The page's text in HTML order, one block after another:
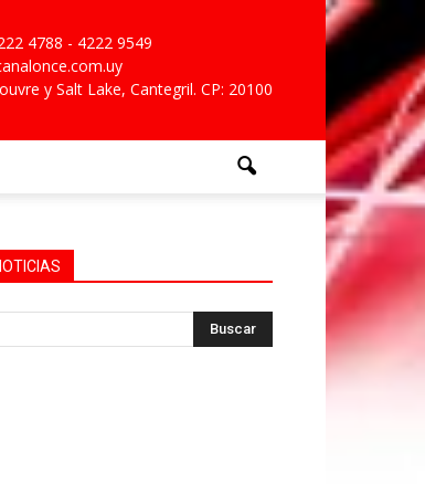
4788 - 4222 9549
y Salt Lake, Cantegril. CP: 20100